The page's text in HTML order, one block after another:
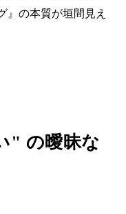
』の本質が垣間見え
" の曖昧な